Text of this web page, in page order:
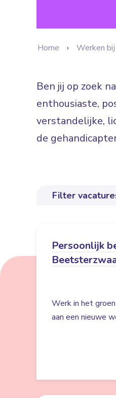
Home Werken bij
Ben jij op zoek
enthousiaste,
verstandelijke,
de
Filter
Persoonlijk
Werk in het
aan een nieuwe